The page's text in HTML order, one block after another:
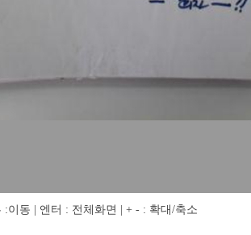
이동 | 엔터 : 전체화면 | + - : 확대/축소